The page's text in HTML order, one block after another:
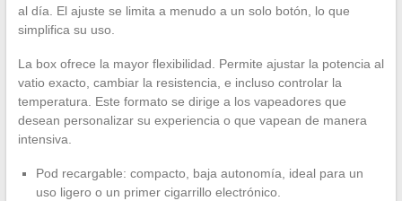
al día. El ajuste se limita a menudo a un solo botón, lo que
simplifica su uso.
La box ofrece la mayor flexibilidad. Permite ajustar la potencia al
vatio exacto, cambiar la resistencia, e incluso controlar la
temperatura. Este formato se dirige a los vapeadores que
desean personalizar su experiencia o que vapean de manera
intensiva.
Pod recargable: compacto, baja autonomía, ideal para un
uso ligero o un primer cigarrillo electrónico.